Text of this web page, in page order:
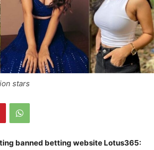
stars
banned betting website Lotus365: